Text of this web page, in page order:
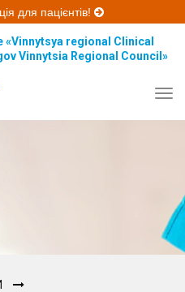
для пацієнтів!
regional Clinical
Vinnytsia Regional Council»